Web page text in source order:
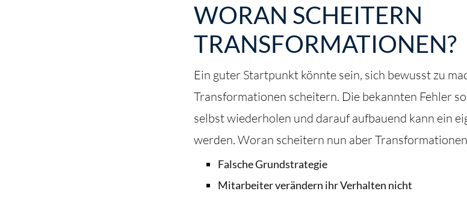
WORAN SCHEITERN
TRANSFORMATIONEN?
Ein guter Startpunkt könnte sein, sich bewusst zu
Transformationen scheitern. Die bekannten Fehler
selbst wiederholen und darauf aufbauend kann ein
werden. Woran scheitern nun aber
Falsche Grundstrategie
Mitarbeiter verändern ihr Verhalten nicht